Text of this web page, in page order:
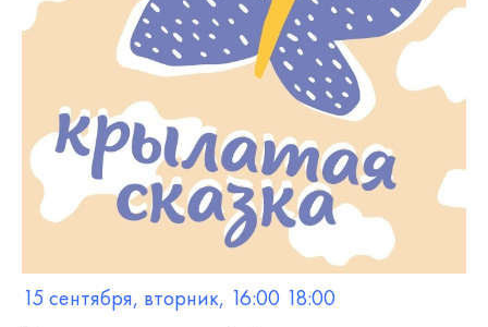
15 сентября, вторник, 16:00 18:00